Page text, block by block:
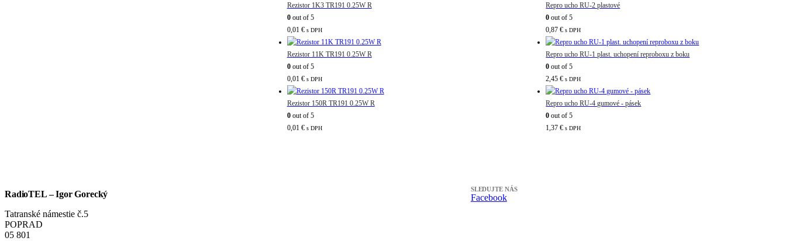
Rezistor 1K3 TR191 0.25W R
0out of 5
0,01 € s DPH
Rezistor 11K TR191 0.25W R
0out of 5
0,01 € s DPH
Rezistor 150R TR191 0.25W R
0out of 5
0,01 € s DPH
Repro ucho RU-2 plastové
0 out of 5
0,87€ s DPH
Repro ucho RU-1 plast. uchopení reproboxu z boku
0 out of 5
2,45€ s DPH
Repro ucho RU-4 gumové - pásek
0 out of 5
1,37€ s DPH
RadioTEL – Igor Gorecký
Tatranské námestie č.5
POPRAD
05 801
SLEDUJTE NÁS
Facebook